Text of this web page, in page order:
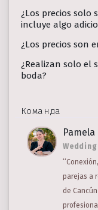
¿Los precios solo
incluye algo
¿Los precios son
¿Realizan solo el
boda?
Команда
parejas a
de